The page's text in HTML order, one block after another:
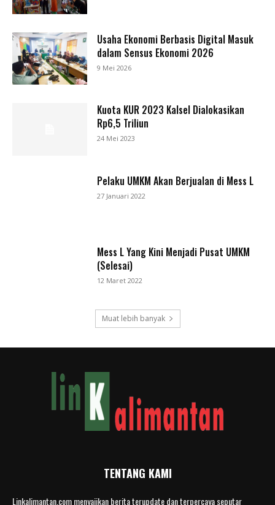
Usaha Ekonomi Berbasis Digital Masuk
dalam Sensus Ekonomi 2026
9 Mei 2026
Kuota KUR 2023 Kalsel Dialokasikan
Rp6,5 Triliun
24 Mei 2023
Pelaku UMKM Akan Berjualan di Mess L
27 Januari 2022
Mess L Yang Kini Menjadi Pusat UMKM
(Selesai)
12 Maret 2022
Muat lebih banyak
TENTANG KAMI
Linkalimantan.com menyajikan berita terupdate dan terpercaya seputar